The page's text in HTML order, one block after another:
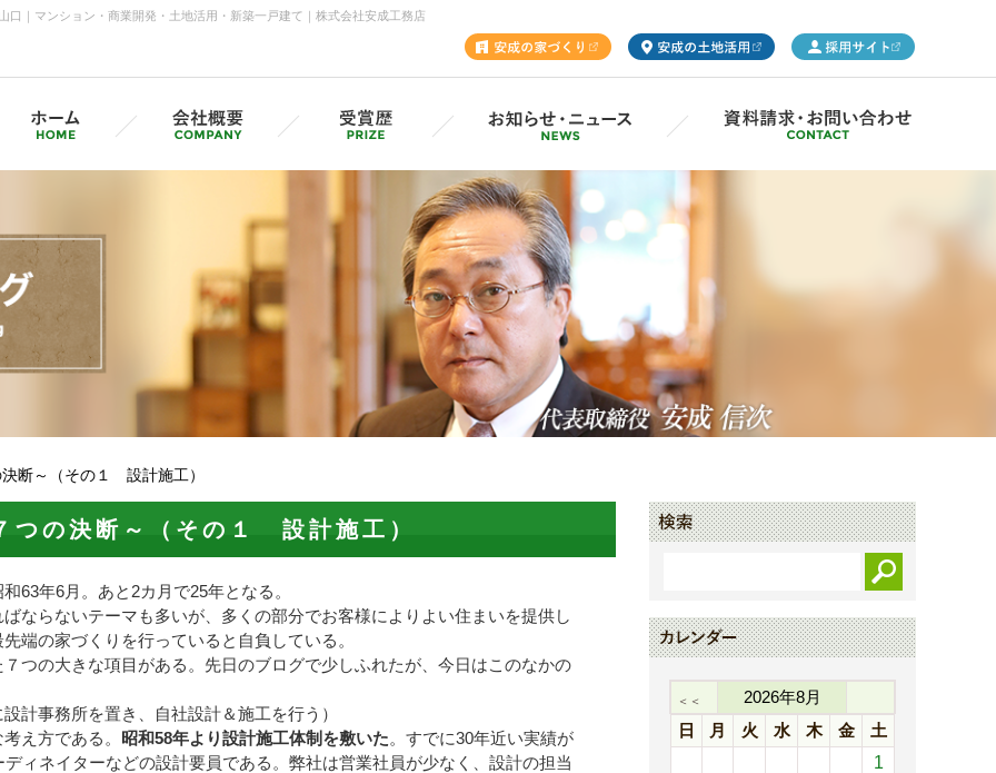
口｜マンション・商業開発・土地活用・新築一戸建て｜株式会社安成工務店
安成工務店・各支店 グループ概要
SDGsの取り組み
採用情報（採用サイトへ）
断～（その１ 設計施工）
つの決断～（その１ 設計施工）
63年6月。あと2カ月で25年となる。
ならないテーマも多いが、多くの部分でお客様によりよい住まいを提供し
端の家づくりを行っていると自負している。
つの大きな項目がある。先日のブログで少しふれたが、今日はこのなかの
事務所を置き、自社設計＆施工を行う）
え方である。 昭和58年より設計施工体制を敷いた。すでに30年近い実績が
ィネイターなどの設計要員である。弊社は営業社員が少なく、設計の担当
2026年8月
日
月 火 水 木 金
土
1
＜＜